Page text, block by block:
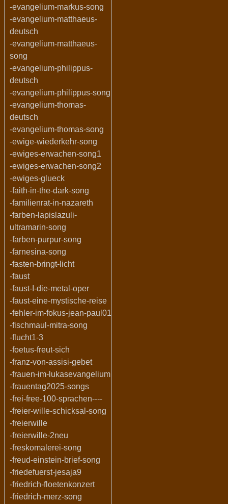
-evangelium-markus-song
-evangelium-matthaeus-
deutsch
-evangelium-matthaeus-
song
-evangelium-philippus-
deutsch
-evangelium-philippus-song
-evangelium-thomas-
deutsch
-evangelium-thomas-song
-ewige-wiederkehr-song
-ewiges-erwachen-song1
-ewiges-erwachen-song2
-ewiges-glueck
-faith-in-the-dark-song
-familienrat-in-nazareth
-farben-lapislazuli-
ultramarin-song
-farben-purpur-song
-farnesina-song
-fasten-bringt-licht
-faust
-faust-I-die-metal-oper
-faust-eine-mystische-reise
-fehler-im-fokus-jean-paul01
-fischmaul-mitra-song
-flucht1-3
-foetus-freut-sich
-franz-von-assisi-gebet
-frauen-im-lukasevangelium
-frauentag2025-songs
-frei-free-100-sprachen----
-freier-wille-schicksal-song
-freierwille
-freierwille-2neu
-freskomalerei-song
-freud-einstein-brief-song
-friedefuerst-jesaja9
-friedrich-floetenkonzert
-friedrich-merz-song